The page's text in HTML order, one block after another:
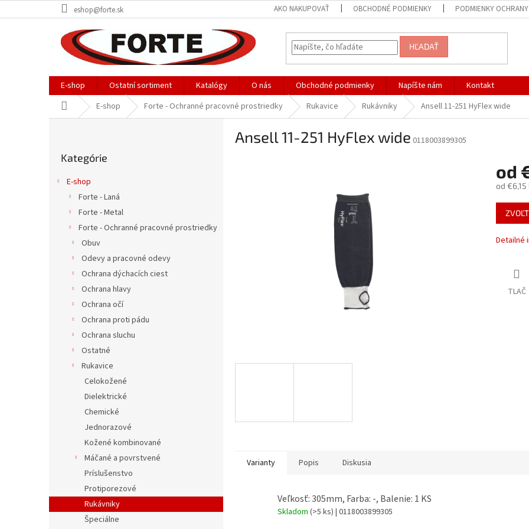
na
eshop@forte.sk AKO NAKUPOVAŤ OBCHODNÉ PODMIENKY PODMIENKY OCHRANY
HĽADAŤ
E-shop Ostatní sortiment Katalógy O nás Obchodné podmienky Napíšte nám
Kontakt
DomovE-shop Forte - Ochranné pracovné prostriedky Rukavice Rukávniky Ansell 11-251 HyFlex wide
kategórie
Kategórie
E-shop
Forte - Laná
Forte - Metal
Forte - Ochranné pracovné prostriedky
Obuv
Odevy a pracovné odevy
Ochrana dýchacích ciest
Ochrana hlavy
Ochrana očí
Ochrana proti pádu
Ochrana sluchu
Ostatné
Rukavice
Celokožené
Dielektrické
Chemické
Jednorazové
Kožené kombinované
Máčané a povrstvené
Príslušenstvo
Protiporezové
Rukávniky
Špeciálne
Ansell 11-251 HyFlex wide 0118003899305
od
od €6,15
cena:
Detailné
TLAČ
Varianty Popis Diskusia
Veľkosť: 305mm, Farba: -, Balenie: 1 KS
Skladom (>5 ks) | 0118003899305